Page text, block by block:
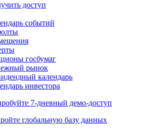
доступ
событий
госбумаг
рынок
календарь
инвестора
7-дневный демо-доступ
глобальную базу данных